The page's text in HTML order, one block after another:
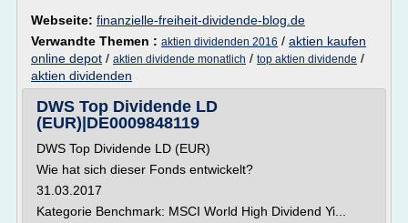
Webseite: finanzielle-freiheit-dividende-blog.de
Verwandte Themen : aktien dividenden 2016 / aktien kaufen
online depot / aktien dividende monatlich / top aktien dividende /
aktien dividenden
DWS Top Dividende LD
(EUR)|DE0009848119
DWS Top Dividende LD (EUR)
Wie hat sich dieser Fonds entwickelt?
31.03.2017
Kategorie Benchmark: MSCI World High Dividend Yi...